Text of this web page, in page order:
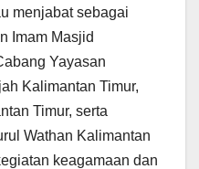
menjabat sebagai
Imam Masjid
Yayasan
Kalimantan Timur,
Timur, serta
Wathan Kalimantan
keagamaan dan